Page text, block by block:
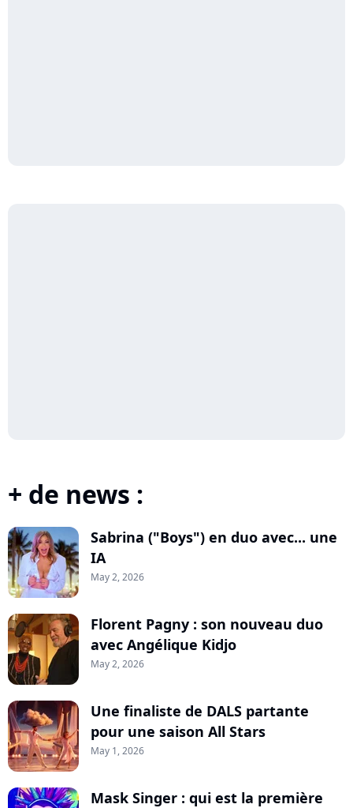
+ de news :
Sabrina ("Boys") en duo avec... une
IA
May 2, 2026
Florent Pagny : son nouveau duo
avec Angélique Kidjo
May 2, 2026
Une finaliste de DALS partante
pour une saison All Stars
May 1, 2026
Mask Singer : qui est la première